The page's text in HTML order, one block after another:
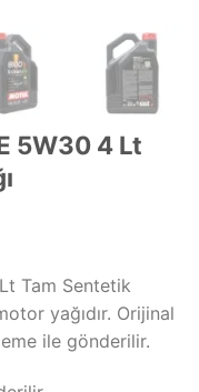
5W30 4 Lt
Tam Sentetik
yağıdır. Orijinal
ile gönderilir.